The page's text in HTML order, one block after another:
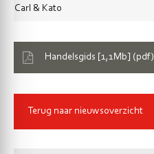
Carl & Kato
Handelsgids [1,1Mb] (pdf)
Terug naar nieuwsoverzicht